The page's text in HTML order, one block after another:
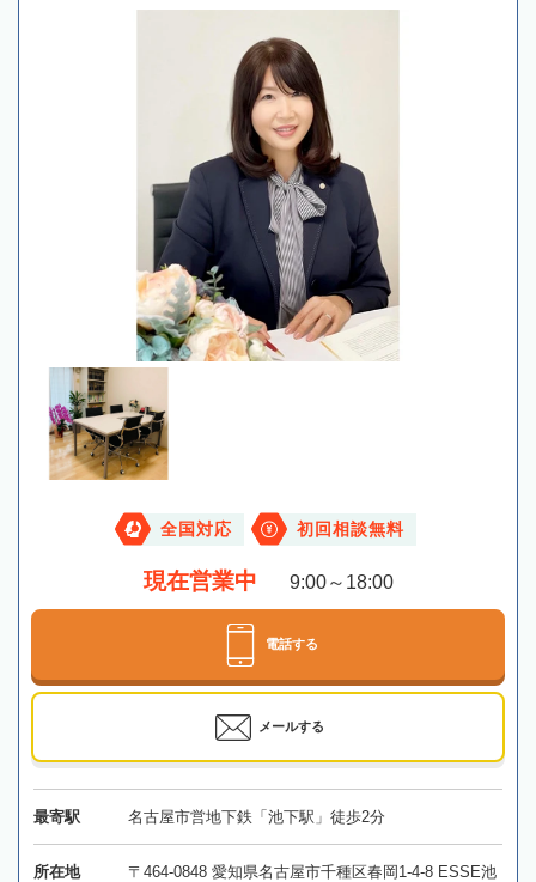
全国対応 初回相談無料
現在営業中 9:00～18:00
電話する
メールする
最寄駅 名古屋市営地下鉄「池下駅」徒歩2分
所在地
〒464-0848 愛知県名古屋市千種区春岡1-4-8 ESSE池